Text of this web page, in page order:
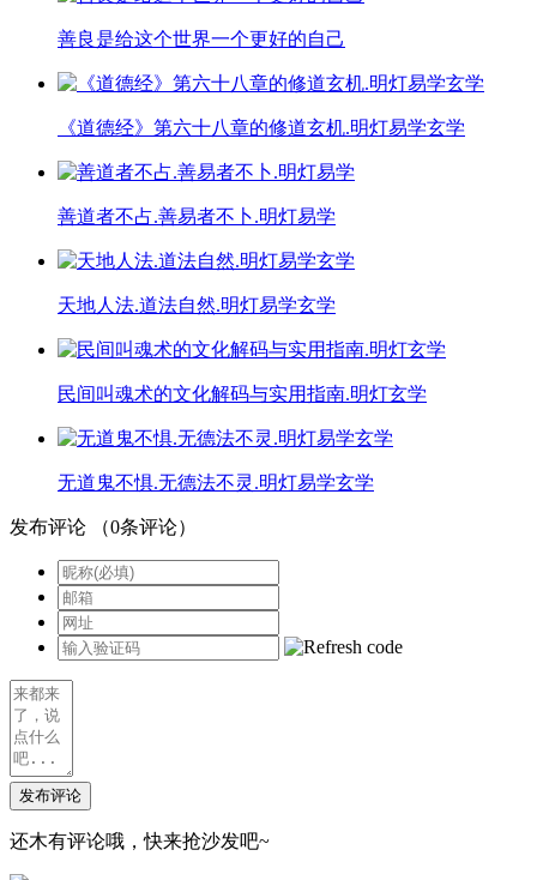
善良是给这个世界一个更好的自己
《道德经》第六十八章的修道玄机.明灯易学玄学
善道者不占.善易者不卜.明灯易学
天地人法.道法自然.明灯易学玄学
民间叫魂术的文化解码与实用指南.明灯玄学
无道鬼不惧.无德法不灵.明灯易学玄学
发布评论 （0条评论）
发布评论
还木有评论哦，快来抢沙发吧~